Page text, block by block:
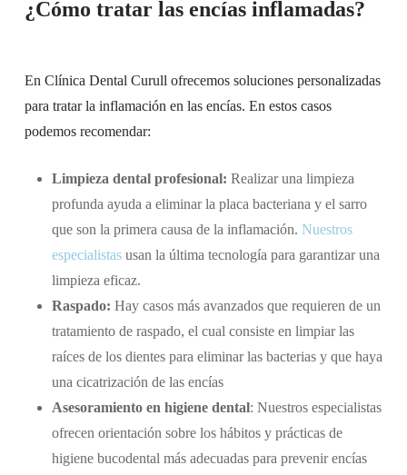
¿Cómo tratar las encías inflamadas?​
En Clínica Dental Curull ofrecemos soluciones personalizadas
para tratar la inflamación en las encías. En estos casos
podemos recomendar:
Limpieza dental profesional: Realizar una limpieza
profunda ayuda a eliminar la placa bacteriana y el sarro
que son la primera causa de la inflamación. Nuestros
especialistas usan la última tecnología para garantizar una
limpieza eficaz.
Raspado: Hay casos más avanzados que requieren de un
tratamiento de raspado, el cual consiste en limpiar las
raíces de los dientes para eliminar las bacterias y que haya
una cicatrización de las encías
Asesoramiento en higiene dental: Nuestros especialistas
ofrecen orientación sobre los hábitos y prácticas de
higiene bucodental más adecuadas para prevenir encías